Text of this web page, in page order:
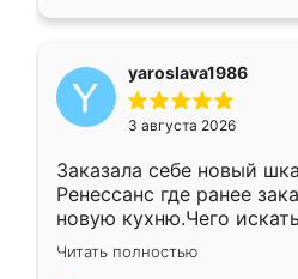
yaroslava1986
3 августа 2026
Заказала себе новый
Ренессанс где ранее
новую кухню.Чего
вполне довольна.
два года, нареканий нет.
Читать полностью